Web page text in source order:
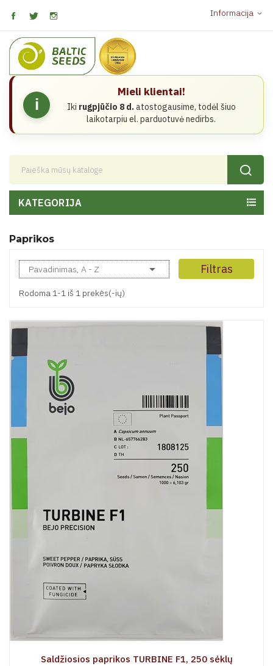
Informacija expand_more
i
Mieli klientai!
Iki rugpjūčio 8 d.atostogausime, todėl šiuo
laikotarpiu el. parduotuvė nedirbs.
KATEGORIJA
Paprikos
Pavadinimas, A - Z  Filtras
Rodoma 1-1 iš 1 prekės(-ių)
Saldžiosios paprikos TURBINE F1, 250 sėklų